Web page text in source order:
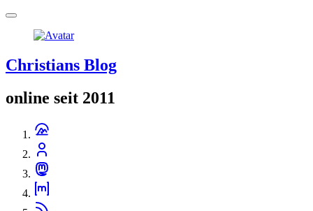
Christians Blog
online seit 2011